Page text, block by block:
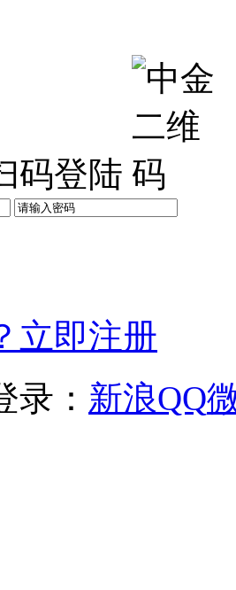
码登陆
立即注册
录： 新浪QQ